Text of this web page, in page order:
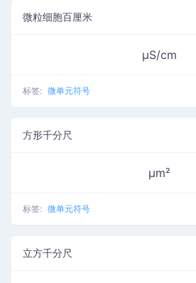
微粒细胞百厘米
µS/cm
标签: 微单元符号
方形千分尺
µm²
标签: 微单元符号
立方千分尺